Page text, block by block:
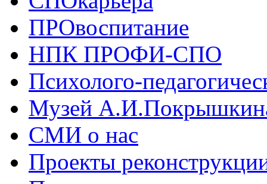
ПРОвоспитание
НПК ПРОФИ-СПО
Психолого-
Музей
СМИ о нас
Проекты